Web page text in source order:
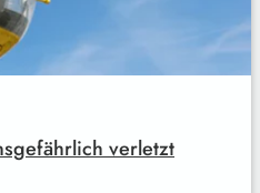
verletzt